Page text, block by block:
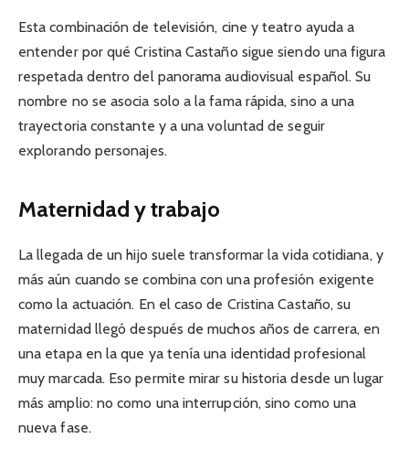
Esta combinación de televisión, cine y teatro ayuda a
entender por qué Cristina Castaño sigue siendo una figura
respetada dentro del panorama audiovisual español. Su
nombre no se asocia solo a la fama rápida, sino a una
trayectoria constante y a una voluntad de seguir
explorando personajes.
Maternidad y trabajo
La llegada de un hijo suele transformar la vida cotidiana, y
más aún cuando se combina con una profesión exigente
como la actuación. En el caso de Cristina Castaño, su
maternidad llegó después de muchos años de carrera, en
una etapa en la que ya tenía una identidad profesional
muy marcada. Eso permite mirar su historia desde un lugar
más amplio: no como una interrupción, sino como una
nueva fase.